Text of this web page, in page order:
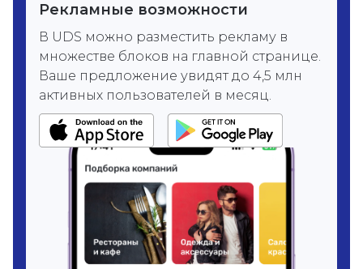
Рекламные возможности
В UDS можно разместить рекламу в
множестве блоков на главной странице.
Ваше предложение увидят до 4,5 млн
активных пользователей в месяц.